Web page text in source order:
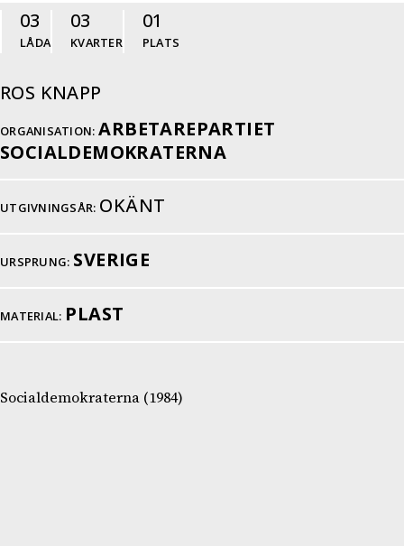
03
LÅDA
03
KVARTER
01
PLATS
ROS KNAPP
ORGANISATION: ARBETAREPARTIET
SOCIALDEMOKRATERNA
UTGIVNINGSÅR: OKÄNT
URSPRUNG: SVERIGE
MATERIAL: PLAST
Socialdemokraterna (1984)